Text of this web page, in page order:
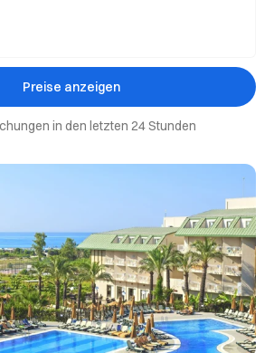
Preise anzeigen
in den letzten 24 Stunden